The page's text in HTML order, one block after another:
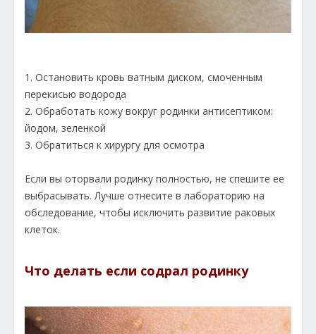
1. Остановить кровь ватным диском, смоченным
перекисью водорода
2. Обработать кожу вокруг родинки антисептиком:
йодом, зеленкой
3. Обратиться к хирургу для осмотра
Если вы оторвали родинку полностью, не спешите ее
выбрасывать. Лучше отнесите в лабораторию на
обследование, чтобы исключить развитие раковых
клеток.
Что делать если содрал родинку